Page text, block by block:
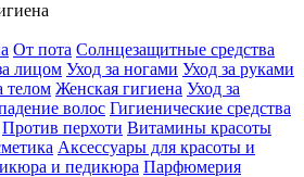
От пота Солнцезащитные средства
лицом Уход за ногами Уход за руками
телом Женская гигиена Уход за
волос Гигиенические средства
Против перхоти Витамины красоты
Аксессуары для красоты и
и педикюра Парфюмерия